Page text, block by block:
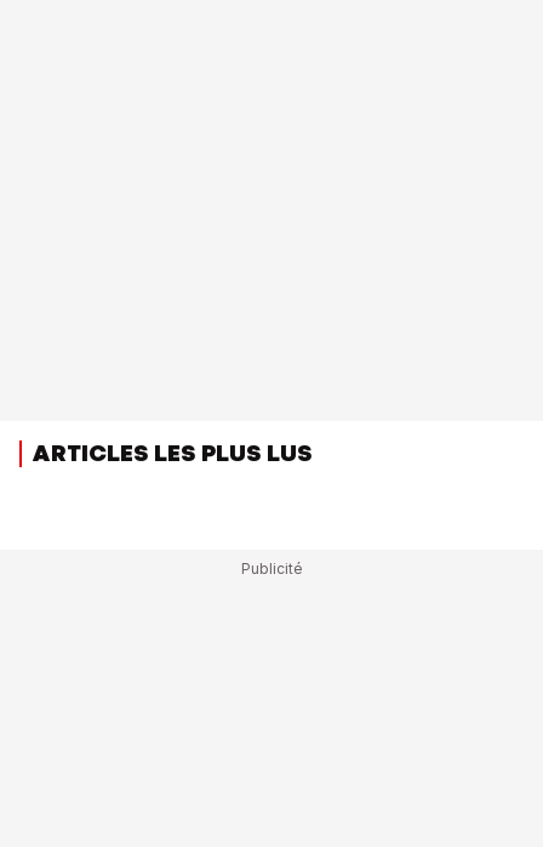
ARTICLES LES PLUS LUS